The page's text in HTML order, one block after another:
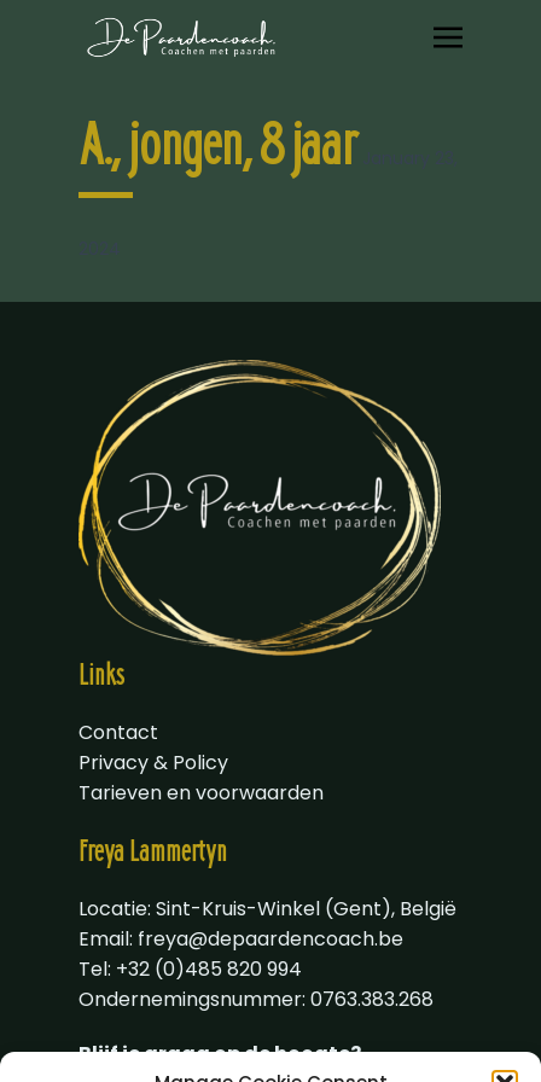
A., jongen, 8 jaar
Links
Contact
Privacy & Policy
Tarieven en voorwaarden
Freya Lammertyn
Locatie: Sint-Kruis-Winkel (Gent), België
Email: freya@depaardencoach.be
Tel: +32 (0)485 820 994
Ondernemingsnummer: 0763.383.268
Blijf je graag op de hoogte?